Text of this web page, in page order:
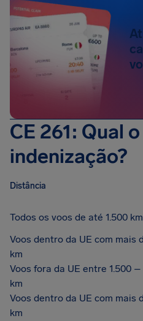
CE 261: Qual
indenização?
Distância
Todos os voos de até 1.500 km
Voos dentro da UE com mais
km
Voos fora da UE entre 1.500
km
Voos dentro da UE com mais
km